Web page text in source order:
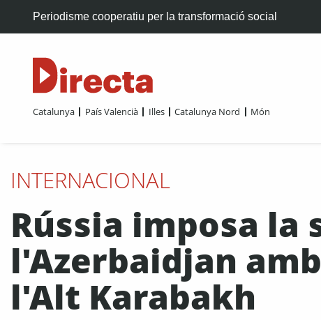
Periodisme cooperatiu per la transformació social
Catalunya País Valencià Illes Catalunya Nord Món
INTERNACIONAL
Rússia imposa la
l'Azerbaidjan
l'Alt Karabakh